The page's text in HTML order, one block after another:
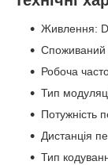
Живлення:
Споживаний
Робоча
Тип
Потужність
Дистанція
Тип